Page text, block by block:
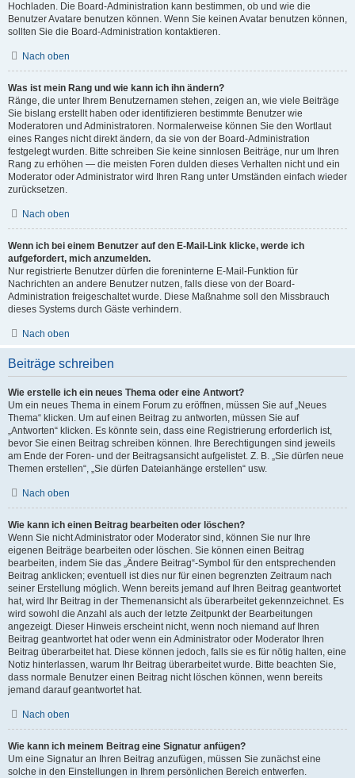
Hochladen. Die Board-Administration kann bestimmen, ob und wie die
Benutzer Avatare benutzen können. Wenn Sie keinen Avatar benutzen können,
sollten Sie die Board-Administration kontaktieren.
Nach oben
Was ist mein Rang und wie kann ich ihn ändern?
Ränge, die unter Ihrem Benutzernamen stehen, zeigen an, wie viele Beiträge
Sie bislang erstellt haben oder identifizieren bestimmte Benutzer wie
Moderatoren und Administratoren. Normalerweise können Sie den Wortlaut
eines Ranges nicht direkt ändern, da sie von der Board-Administration
festgelegt wurden. Bitte schreiben Sie keine sinnlosen Beiträge, nur um Ihren
Rang zu erhöhen — die meisten Foren dulden dieses Verhalten nicht und ein
Moderator oder Administrator wird Ihren Rang unter Umständen einfach wieder
zurücksetzen.
Nach oben
Wenn ich bei einem Benutzer auf den E-Mail-Link klicke, werde ich
aufgefordert, mich anzumelden.
Nur registrierte Benutzer dürfen die foreninterne E-Mail-Funktion für
Nachrichten an andere Benutzer nutzen, falls diese von der Board-
Administration freigeschaltet wurde. Diese Maßnahme soll den Missbrauch
dieses Systems durch Gäste verhindern.
Nach oben
Beiträge schreiben
Wie erstelle ich ein neues Thema oder eine Antwort?
Um ein neues Thema in einem Forum zu eröffnen, müssen Sie auf „Neues
Thema“ klicken. Um auf einen Beitrag zu antworten, müssen Sie auf
„Antworten“ klicken. Es könnte sein, dass eine Registrierung erforderlich ist,
bevor Sie einen Beitrag schreiben können. Ihre Berechtigungen sind jeweils
am Ende der Foren- und der Beitragsansicht aufgelistet. Z. B. „Sie dürfen neue
Themen erstellen“, „Sie dürfen Dateianhänge erstellen“ usw.
Nach oben
Wie kann ich einen Beitrag bearbeiten oder löschen?
Wenn Sie nicht Administrator oder Moderator sind, können Sie nur Ihre
eigenen Beiträge bearbeiten oder löschen. Sie können einen Beitrag
bearbeiten, indem Sie das „Ändere Beitrag“-Symbol für den entsprechenden
Beitrag anklicken; eventuell ist dies nur für einen begrenzten Zeitraum nach
seiner Erstellung möglich. Wenn bereits jemand auf Ihren Beitrag geantwortet
hat, wird Ihr Beitrag in der Themenansicht als überarbeitet gekennzeichnet. Es
wird sowohl die Anzahl als auch der letzte Zeitpunkt der Bearbeitungen
angezeigt. Dieser Hinweis erscheint nicht, wenn noch niemand auf Ihren
Beitrag geantwortet hat oder wenn ein Administrator oder Moderator Ihren
Beitrag überarbeitet hat. Diese können jedoch, falls sie es für nötig halten, eine
Notiz hinterlassen, warum Ihr Beitrag überarbeitet wurde. Bitte beachten Sie,
dass normale Benutzer einen Beitrag nicht löschen können, wenn bereits
jemand darauf geantwortet hat.
Nach oben
Wie kann ich meinem Beitrag eine Signatur anfügen?
Um eine Signatur an Ihren Beitrag anzufügen, müssen Sie zunächst eine
solche in den Einstellungen in Ihrem persönlichen Bereich entwerfen.